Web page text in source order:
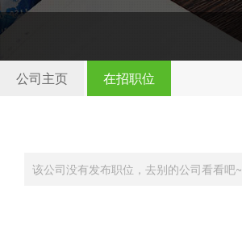
公司主页 在招职位
该公司没有发布职位，去别的公司看看吧~